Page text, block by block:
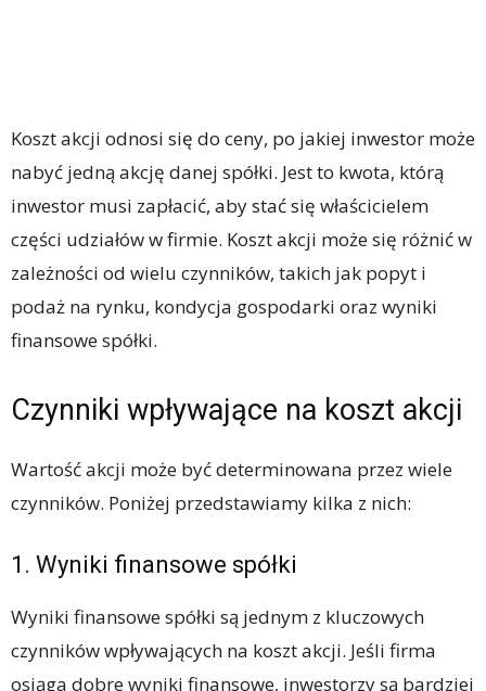
Koszt akcji odnosi się do ceny, po jakiej inwestor może
nabyć jedną akcję danej spółki. Jest to kwota, którą
inwestor musi zapłacić, aby stać się właścicielem
części udziałów w firmie. Koszt akcji może się różnić w
zależności od wielu czynników, takich jak popyt i
podaż na rynku, kondycja gospodarki oraz wyniki
finansowe spółki.
Czynniki wpływające na koszt akcji
Wartość akcji może być determinowana przez wiele
czynników. Poniżej przedstawiamy kilka z nich:
1. Wyniki finansowe spółki
Wyniki finansowe spółki są jednym z kluczowych
czynników wpływających na koszt akcji. Jeśli firma
osiąga dobre wyniki finansowe, inwestorzy są bardziej